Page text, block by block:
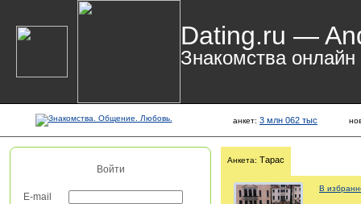
Dating.ru —
Знакомства онлайн
анкет: 3 млн 062 тыс
Войти
E-mail
Анкета: Тарас
В